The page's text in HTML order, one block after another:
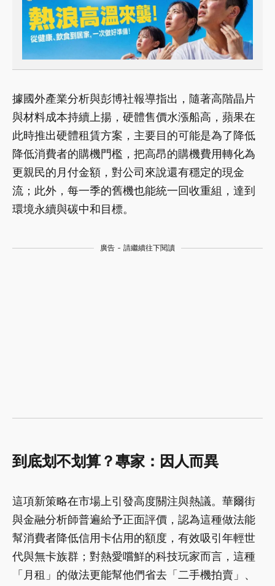
據國外產業分析與彭博社報導指出，隨著高階晶片
與材料成本持續上揚，硬體售價水漲船高，蘋果在
此時推出硬體租賃方案，主要目的可能是為了降低
降低消費者的購機門檻，把高昂的購機費用轉化為
更親民的月付金額，對公司來說還有穩定的現金
流；此外，每一季的舊機也能統一回收重組，達到
環境永續與碳中和目標。
廣告 - 請繼續往下閱讀
到底划不划算？專家：因人而異
這項新策略在市場上引發高度關注與熱議。華爾街
與金融分析師普遍給予正面評價，認為這種做法能
幫消費者降低信用卡佔用的額度，有效吸引年輕世
代與無卡族群；對熱愛嚐鮮的科技玩家而言，這種
「月租」的做法更能幫他們省去「二手機拍賣」、